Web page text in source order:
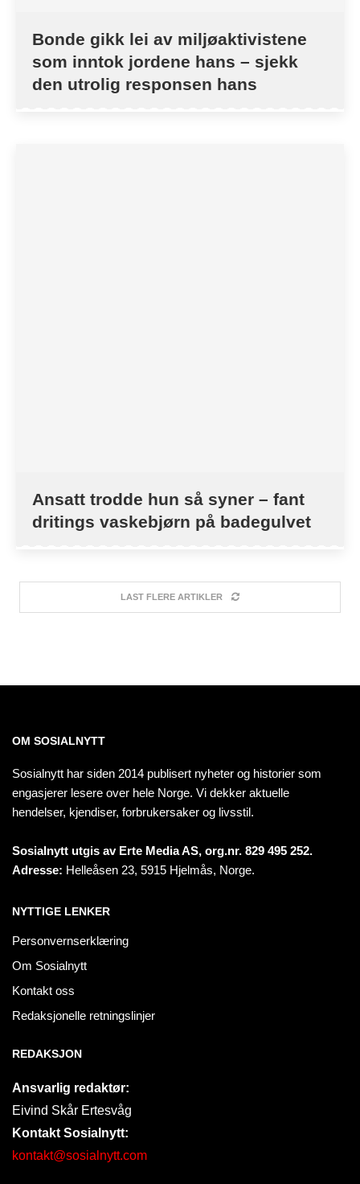
Bonde gikk lei av miljøaktivistene
som inntok jordene hans – sjekk
den utrolig responsen hans
Ansatt trodde hun så syner – fant
dritings vaskebjørn på badegulvet
LAST FLERE ARTIKLER
OM SOSIALNYTT
Sosialnytt har siden 2014 publisert nyheter og historier som
engasjerer lesere over hele Norge. Vi dekker aktuelle
hendelser, kjendiser, forbrukersaker og livsstil.
Sosialnytt utgis av Erte Media AS, org.nr. 829 495 252.
Adresse: Helleåsen 23, 5915 Hjelmås, Norge.
NYTTIGE LENKER
Personvernserklæring
Om Sosialnytt
Kontakt oss
Redaksjonelle retningslinjer
REDAKSJON
Ansvarlig redaktør:
Eivind Skår Ertesvåg
Kontakt Sosialnytt:
kontakt@sosialnytt.com